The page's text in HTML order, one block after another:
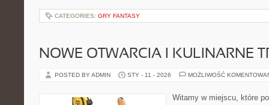
CATEGORIES: GRY FANTASY
NOWE OTWARCIA I KULINARNE
POSTED BY ADMIN STY - 11 - 2026 MOŻLIWOŚĆ
Witamy w miejscu, które